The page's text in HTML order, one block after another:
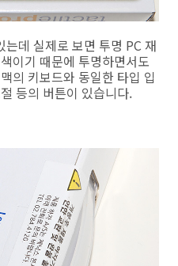
데 실제로 보면 투명 PC 재
이기 때문에 투명하면서도
의 키보드와 동일한 타입 입
등의 버튼이 있습니다.